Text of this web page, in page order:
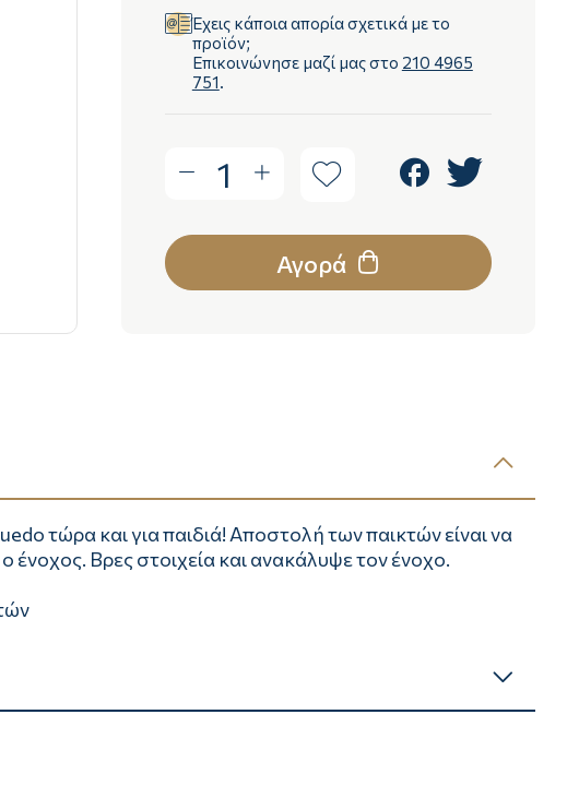
Έχεις κάποια απορία σχετικά με το
προϊόν;
Επικοινώνησε μαζί μας στο 210 4965
751
1
Αγορά
τώρα και για παιδιά! Αποστολή των παικτών είναι να
ένοχος. Βρες στοιχεία και ανακάλυψε τον ένοχο.